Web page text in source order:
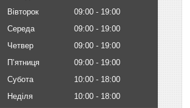
Вівторок
09:00
19:00
Середа
09:00
19:00
Четвер
09:00
19:00
Пʼятниця
09:00
19:00
Субота
10:00
18:00
Неділя
10:00 18:00